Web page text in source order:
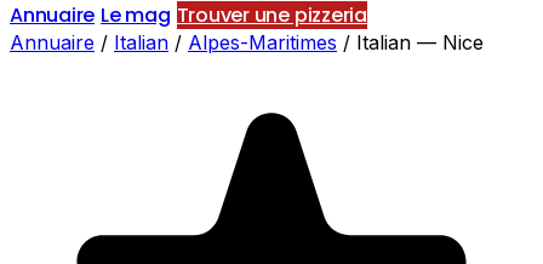
Annuaire Le mag Trouver une pizzeria
Annuaire / Italian / Alpes-Maritimes / Italian — Nice